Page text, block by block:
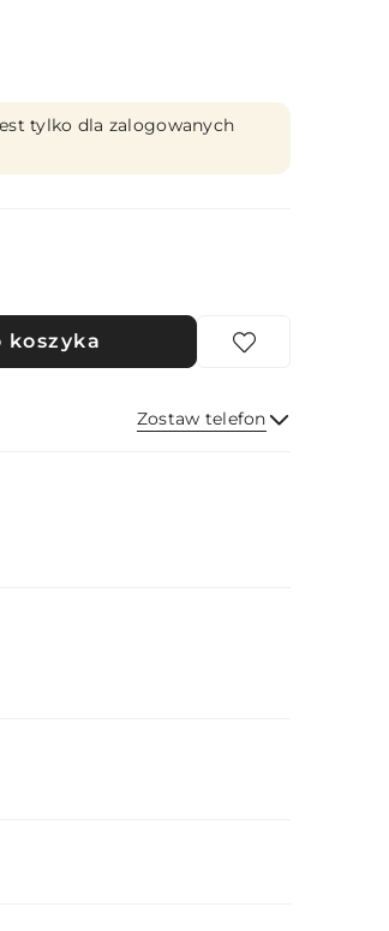
tylko dla zalogowanych
koszyka
Zostaw telefon